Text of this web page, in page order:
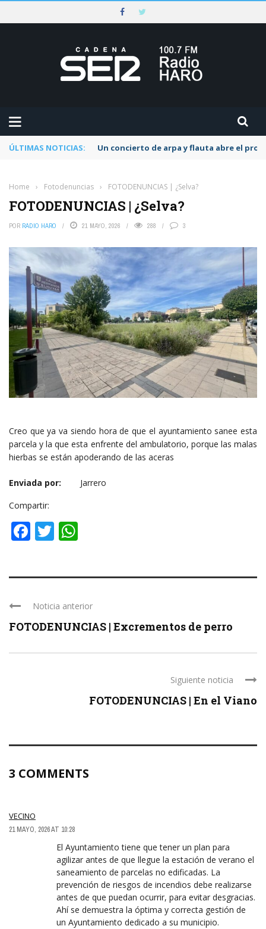
ÚLTIMAS NOTICIAS: Un concierto de arpa y flauta abre el
Home › Fotodenuncias › FOTODENUNCIAS | ¿Selva?
FOTODENUNCIAS | ¿Selva?
POR RADIO HARO 21 MAYO, 2026 288 3
Creo que ya va siendo hora de que el ayuntamiento sanee esta
parcela y la que esta enfrente del ambulatorio, porque las malas
hierbas se están apoderando de las aceras
Enviada por:
Jarrero
Compartir:
Facebook
Twitter
Noticia anterior
FOTODENUNCIAS | Excrementos de perro
Siguiente noticia
FOTODENUNCIAS | En el Viano
3 COMMENTS
VECINO
21 MAYO, 2026 AT 10:28
El Ayuntamiento tiene que tener un plan para
agilizar antes de que llegue la estación de verano el
saneamiento de parcelas no edificadas. La
prevención de riesgos de incendios debe realizarse
antes de que puedan ocurrir, para evitar desgracias.
Ahí se demuestra la óptima y correcta gestión de
un Ayuntamiento dedicado a su municipio.